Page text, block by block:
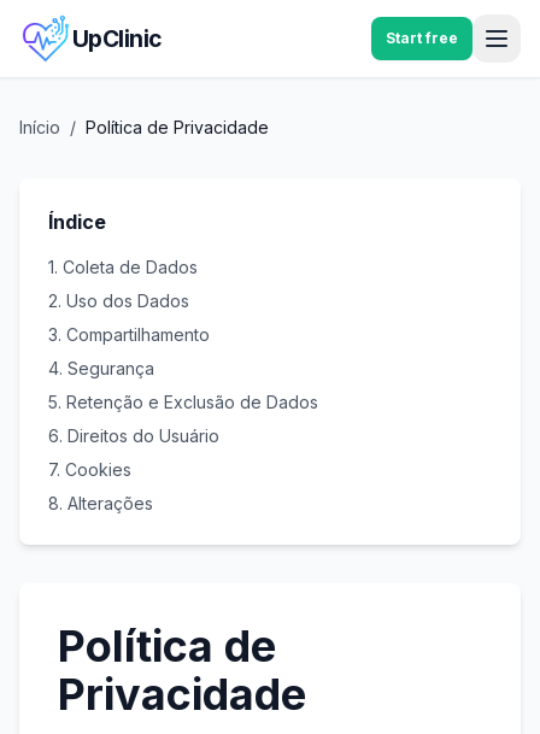
UpClinic Start free
Início / Política de Privacidade
Índice
1. Coleta de Dados
2. Uso dos Dados
3. Compartilhamento
4. Segurança
5. Retenção e Exclusão de Dados
6. Direitos do Usuário
7. Cookies
8. Alterações
Política de
Privacidade